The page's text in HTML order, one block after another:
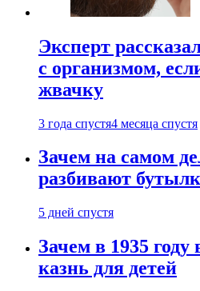
Эксперт
с организмом,
жвачку
3 года спустя4 месяца спустя
Зачем на самом
разбивают
5 дней спустя
Зачем в 1935
казнь для детей